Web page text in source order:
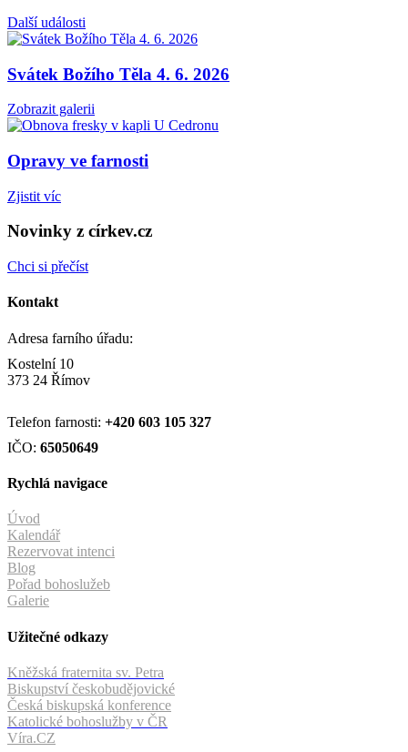
Další události
Svátek Božího Těla 4. 6. 2026
Zobrazit galerii
Opravy ve farnosti
Zjistit víc
Novinky z církev.cz
Chci si přečíst
Kontakt
Adresa farního úřadu:
Kostelní 10
373 24 Římov
Telefon farnosti: +420 603 105 327
IČO: 65050649
Rychlá navigace
Úvod
Kalendář
Rezervovat intenci
Blog
Pořad bohoslužeb
Galerie
Užitečné odkazy
Kněžská fraternita sv. Petra
Biskupství českobudějovické
Česká biskupská konference
Katolické bohoslužby v ČR
Víra.CZ